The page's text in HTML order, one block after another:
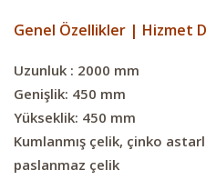
Genel Özellikler | Hizmet
Uzunluk : 2000 mm
Genişlik: 450 mm
Yükseklik: 450 mm
Kumlanmış çelik, çinko
paslanmaz çelik